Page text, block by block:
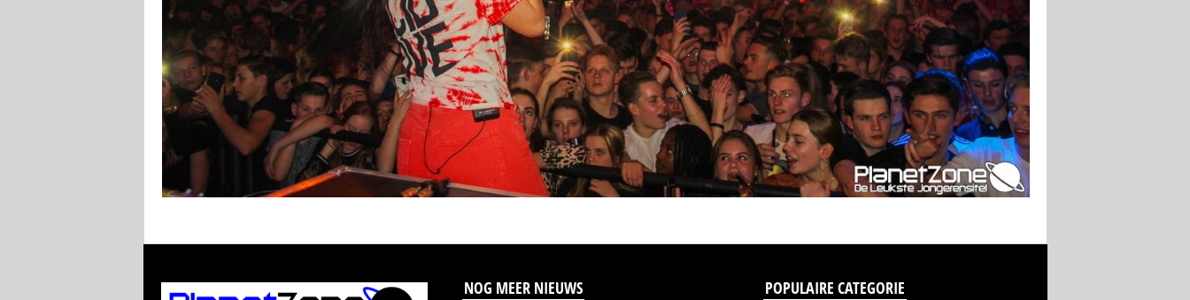
NOG MEER NIEUWS
POPULAIRE CATEGORIE